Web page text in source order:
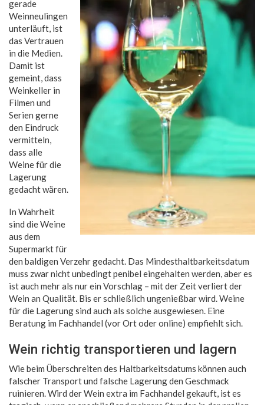
gerade
Weinneulingen
unterläuft, ist
das Vertrauen
in die Medien.
Damit ist
gemeint, dass
Weinkeller in
Filmen und
Serien gerne
den Eindruck
vermitteln,
dass alle
Weine für die
Lagerung
gedacht wären.
In Wahrheit
sind die Weine
aus dem
Supermarkt für
den baldigen Verzehr gedacht. Das Mindesthaltbarkeitsdatum
muss zwar nicht unbedingt penibel eingehalten werden, aber es
ist auch mehr als nur ein Vorschlag – mit der Zeit verliert der
Wein an Qualität. Bis er schließlich ungenießbar wird. Weine
für die Lagerung sind auch als solche ausgewiesen. Eine
Beratung im Fachhandel (vor Ort oder online) empfiehlt sich.
Wein richtig transportieren und lagern
Wie beim Überschreiten des Haltbarkeitsdatums können auch
falscher Transport und falsche Lagerung den Geschmack
ruinieren. Wird der Wein extra im Fachhandel gekauft, ist es